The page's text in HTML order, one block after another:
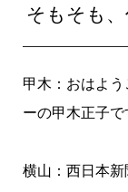
そもそも
甲木：おはよ
ーの甲木正子で
横山：西日本新